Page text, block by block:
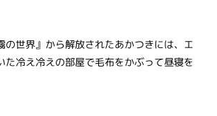
の世界』から解放されたあかつきには、エ
た冷え冷えの部屋で毛布をかぶって昼寝を